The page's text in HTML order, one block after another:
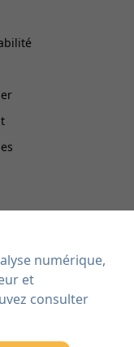
numérique,
et
consulter